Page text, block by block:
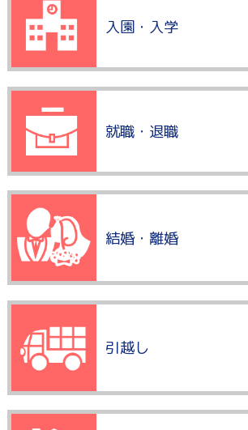
入園・入学
就職・退職
結婚・離婚
引越し